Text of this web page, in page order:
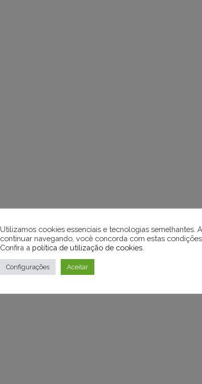
Utilizamos cookies essenciais e tecnologias semelhantes.
continuar navegando, você concorda com estas condições.
Confira a política de utilização de cookies
Configurações Aceitar